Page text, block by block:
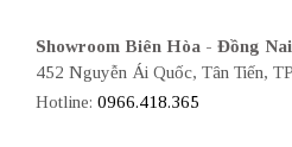
Showroom Biên Hòa - Đồng Nai
452 Nguyễn Ái Quốc, Tân Tiến,
Hotline: 0966.418.365